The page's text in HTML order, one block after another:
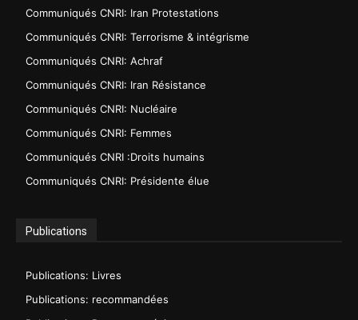
Communiqués CNRI: Iran Protestations
Communiqués CNRI: Terrorisme & intégrisme
Communiqués CNRI: Achraf
Communiqués CNRI: Iran Résistance
Communiqués CNRI: Nucléaire
Communiqués CNRI: Femmes
Communiqués CNRI :Droits humains
Communiqués CNRI: Présidente élue
Publications
Publications: Livres
Publications: recommandées